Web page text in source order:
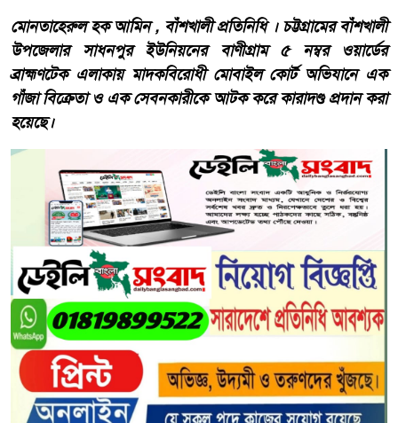
মোনতাহেরুল হক আমিন , বাঁশখালী প্রতিনিধি । চট্টগ্রামের বাঁশখালী
উপজেলার সাধনপুর ইউনিয়নের বাণীগ্রাম ৫ নম্বর ওয়ার্ডের
ব্রাহ্মণটেক এলাকায় মাদকবিরোধী মোবাইল কোর্ট অভিযানে এক
গাঁজা বিক্রেতা ও এক সেবনকারীকে আটক করে কারাদণ্ড প্রদান করা
হয়েছে।